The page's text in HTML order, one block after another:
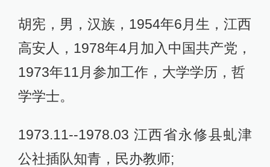
胡宪，男，汉族，1954年6月生，江西
高安人，1978年4月加入中国共产党，
1973年11月参加工作，大学学历，哲
学学士。
1973.11--1978.03 江西省永修县虬津
公社插队知青，民办教师;